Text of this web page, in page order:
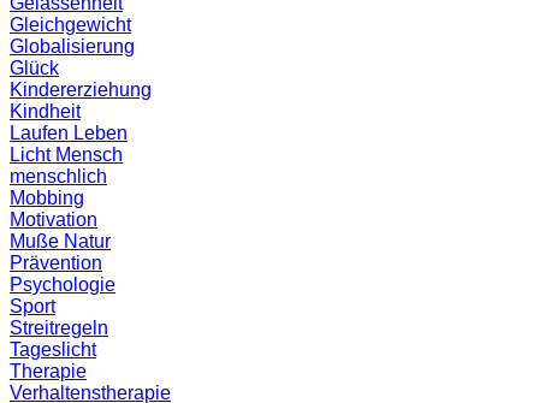
Gleichgewicht
Globalisierung
Glück
Kindererziehung
Kindheit
Laufen Leben
Licht Mensch
menschlich
Mobbing
Motivation
Muße Natur
Prävention
Psychologie
Sport
Streitregeln
Tageslicht
Therapie
Verhaltenstherapie